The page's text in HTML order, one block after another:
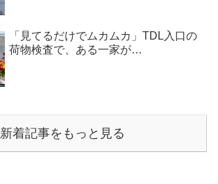
「見てるだけでムカムカ」TDL入口の
荷物検査で、ある一家が…
新着記事をもっと見る